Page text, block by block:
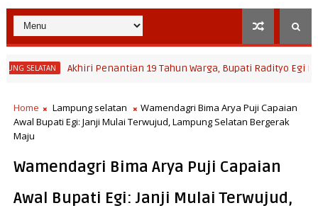
Akhiri Penantian 19 Tahun Warga, Bupati Radityo Egi Pastikan
Home Lampung selatan
Wamendagri Bima Arya Puji Capaian
Awal Bupati Egi: Janji Mulai Terwujud, Lampung Selatan Bergerak
Maju
Wamendagri Bima Arya Puji Capaian
Awal Bupati Egi: Janji Mulai Terwujud,